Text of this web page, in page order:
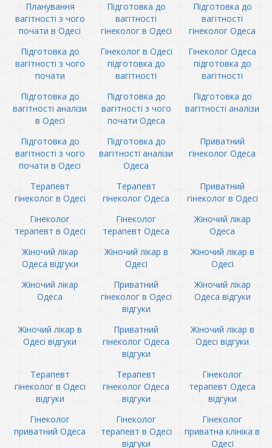
Планування
вагітності з чого
почати в Одесі
Підготовка до
вагітності
гінеколог в Одесі
Підготовка до
вагітності
гінеколог Одеса
Підготовка до
вагітності з чого
почати
Гінеколог в Одесі
підготовка до
вагітності
Гінеколог Одеса
підготовка до
вагітності
Підготовка до
вагітності аналізи
в Одесі
Підготовка до
вагітності з чого
почати Одеса
Підготовка до
вагітності аналізи
Підготовка до
вагітності з чого
почати в Одесі
Підготовка до
вагітності аналізи
Одеса
Приватний
гінеколог Одеса
Терапевт
гінеколог в Одесі
Терапевт
гінеколог Одеса
Приватний
гінеколог в Одесі
Гінеколог
терапевт в Одесі
Гінеколог
терапевт Одеса
Жіночий лікар
Одеса
Жіночий лікар
Одеса відгуки
Жіночий лікар в
Одесі
Жіночий лікар в
Одесі
Жіночий лікар
Одеса
Приватний
гінеколог в Одесі
відгуки
Жіночий лікар
Одеса відгуки
Жіночий лікар в
Одесі відгуки
Приватний
гінеколог Одеса
відгуки
Жіночий лікар в
Одесі відгуки
Терапевт
гінеколог в Одесі
відгуки
Терапевт
гінеколог Одеса
відгуки
Гінеколог
терапевт Одеса
відгуки
Гінеколог
приватний Одеса
Гінеколог
терапевт в Одесі
відгуки
Гінеколог
приватна клініка в
Одесі